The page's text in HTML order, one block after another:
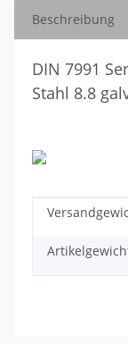
Beschreibung
DIN 7991
Stahl 8.8
Wert